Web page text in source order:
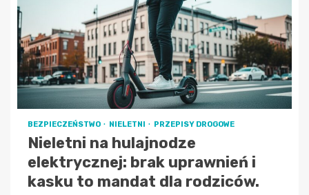
BEZPIECZEŃSTWO NIELETNI PRZEPISY DROGOWE
Nieletni na hulajnodze
elektrycznej: brak uprawnień i
kasku to mandat dla rodziców.